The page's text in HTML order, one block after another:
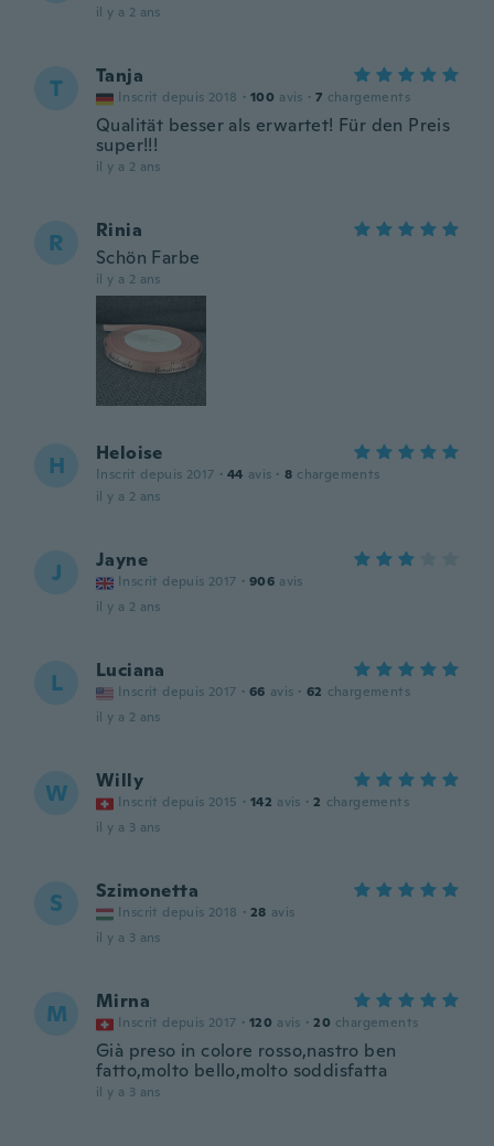
il y a 2 ans
T Tanja
Inscrit depuis 2018 · 100 avis · 7 chargements
Qualität besser als erwartet! Für den Preis
super!!!
il y a 2 ans
R
Rinia
Schön Farbe
il y a 2 ans
H Heloise
Inscrit depuis 2017 · 44 avis · 8 chargements
il y a 2 ans
J Jayne
Inscrit depuis 2017 · 906 avis
il y a 2 ans
L Luciana
Inscrit depuis 2017 · 66 avis · 62 chargements
il y a 2 ans
W Willy
Inscrit depuis 2015 · 142 avis · 2 chargements
il y a 3 ans
S Szimonetta
Inscrit depuis 2018 · 28 avis
il y a 3 ans
M Mirna
Inscrit depuis 2017 · 120 avis · 20 chargements
Già preso in colore rosso,nastro ben
fatto,molto bello,molto soddisfatta
il y a 3 ans